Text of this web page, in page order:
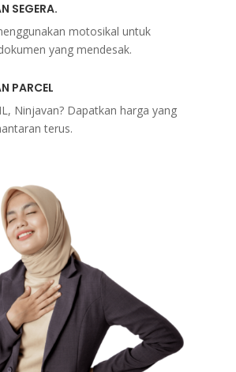
SEGERA.
motosikal untuk
yang mendesak.
PARCEL
Ninjavan? Dapatkan harga yang
terus.